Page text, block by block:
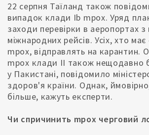
22 серпня Таїланд також
випадок клади Ib mpox. Уряд
заходи перевірки в аеропортах
міжнародних рейсів. Усіх, хто
mpox, відправлять на карантин.
mpox клади II також нещодавно
у Пакистані, повідомило
здоров'я країни. Однак,
більше, кажуть експерти.
Чи спричинить mpox черговий